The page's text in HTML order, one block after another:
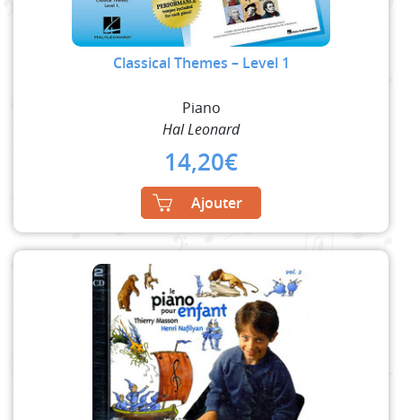
Classical Themes – Level 1
Piano
Hal Leonard
14,20€
Ajouter